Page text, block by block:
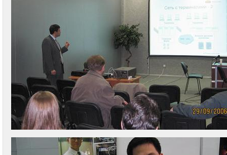
158-